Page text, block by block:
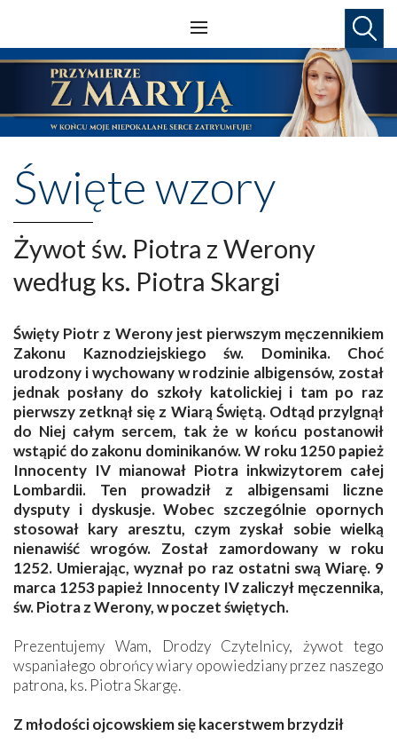
Święte wzory
Żywot św. Piotra z Werony
według ks. Piotra Skargi
Święty Piotr z Werony jest pierwszym męczennikiem
Zakonu Kaznodziejskiego św. Dominika. Choć
urodzony i wychowany w rodzinie albigensów, został
jednak posłany do szkoły katolickiej i tam po raz
pierwszy zetknął się z Wiarą Świętą. Odtąd przylgnął
do Niej całym sercem, tak że w końcu postanowił
wstąpić do zakonu dominikanów. W roku 1250 papież
Innocenty IV mianował Piotra inkwizytorem całej
Lombardii. Ten prowadził z albigensami liczne
dysputy i dyskusje. Wobec szczególnie opornych
stosował kary aresztu, czym zyskał sobie wielką
nienawiść wrogów. Został zamordowany w roku
1252. Umierając, wyznał po raz ostatni swą Wiarę. 9
marca 1253 papież Innocenty IV zaliczył męczennika,
św. Piotra z Werony, w poczet świętych.
Prezentujemy Wam, Drodzy Czytelnicy, żywot tego
wspaniałego obrońcy wiary opowiedziany przez naszego
patrona, ks. Piotra Skargę.
Z młodości ojcowskiem się kacerstwem brzydził